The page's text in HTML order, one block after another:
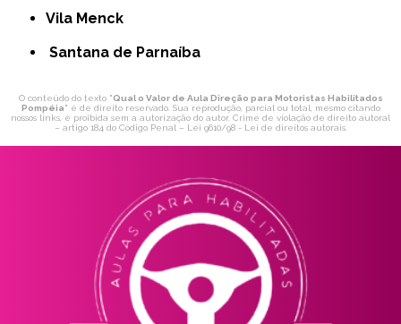
Vila Menck
Santana de Parnaíba
O conteúdo do texto "Qual o Valor de Aula Direção para Motoristas Habilitados
Pompéia" é de direito reservado. Sua reprodução, parcial ou total, mesmo citando
nossos links, é proibida sem a autorização do autor. Crime de violação de direito autoral
– artigo 184 do Código Penal – Lei 9610/98 - Lei de direitos autorais.